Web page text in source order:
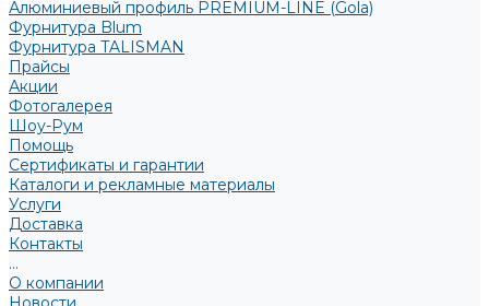
Алюминиевый профиль PREMIUM-LINE (Gola)
Фурнитура Blum
Фурнитура TALISMAN
Прайсы
Акции
Фотогалерея
Шоу-Рум
Помощь
Сертификаты и гарантии
Каталоги и рекламные материалы
Услуги
Доставка
Контакты
...
О компании